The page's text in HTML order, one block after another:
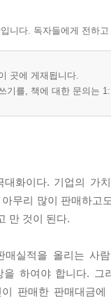
65
니다. 독자들에게 전하
곳에 게재됩니다.
기를, 책에 대한 문의는
화이다. 기업의 가
무리 많이 판매하고
만 것이 된다.
매실적을 올리는 사
을 하여야 합니다.
이 판매한 판매대금